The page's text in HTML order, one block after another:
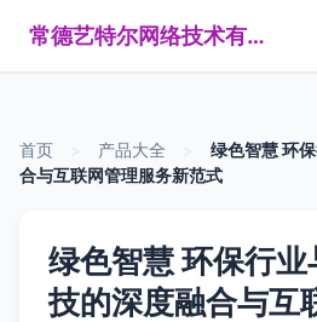
常德艺特尔网络技术有限公司
首页 产品大全
绿色智慧 环
合与互联网管理服务新范式
绿色智慧 环保行
技的深度融合与互